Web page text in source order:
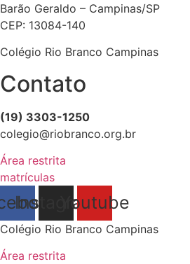
Barão Geraldo – Campinas/SP
CEP: 13084-140
Colégio Rio Branco Campinas
Contato
(19) 3303-1250
colegio@riobranco.org.br
Área restrita
matrículas
InstagramYoutube
Colégio Rio Branco Campinas
Área restrita